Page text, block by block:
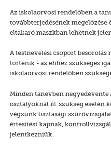
Az iskolaorvosi rendelőben a
továbbterjedésének megelőzése
eltakaró maszkban lehetnek
A testnevelési csoport
történik - az ehhez szükséges
iskolaorvosi rendelőben
Minden tanévben negyedévente
osztályoknál ill. szükség esetén
végzünk tisztasági
értesítést kapnak,
jelentkezniük.